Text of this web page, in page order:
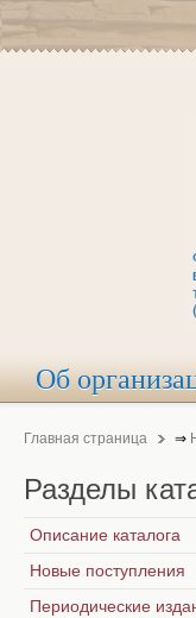
Об
Главная страница ⇒
Разделы
Описание каталога
Новые поступления
Периодические